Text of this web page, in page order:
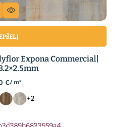
Expona Commercial|
€/ m²
+2